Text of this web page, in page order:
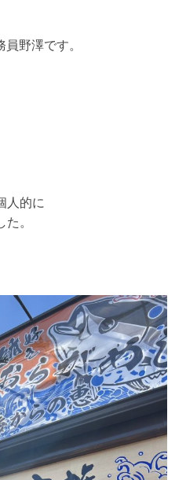
野澤です。
人的に
。